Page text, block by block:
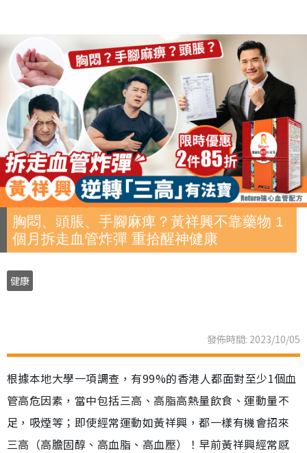
胸悶、頭脹、手腳麻痺？黃祥興不靠藥物 1
個月拆走血管炸彈 重拾醒神健康
健康
發佈時間: 2023/10/05
根據本地大學一項調查，有99%的香港人都面對至少1個血
管高危因素，當中包括三高、高脂高熱量飲食、運動量不
足，吸煙等；即使經常運動如黃祥興，都一樣有機會招來
三高（高膽固醇、高血脂、高血壓）！早前黃祥興經常感